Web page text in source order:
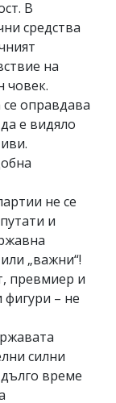
В
средства
на
човек.
оправдава
е видяло
не се
и
„важни“!
превмиер и
– не
силни
време